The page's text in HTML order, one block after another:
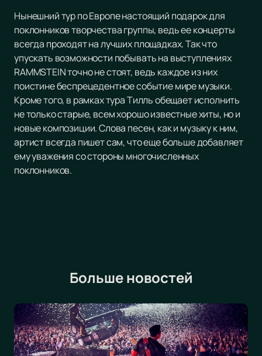
Нынешний тур по Европе настоящий подарок для
поклонников творчества группы, ведь ее концерты
всегда проходят на лучших площадках. Так что
упускать возможности побывать на выступлениях
RAMMSTEIN точно не стоят, ведь каждое из них
поистине беспрецедентное событие мире музыки.
Кроме того, в рамках тура Тилль обещает исполнить
не только старые, всем хорошо известные хиты, но и
новые композиции. Слова песен, как и музыку к ним,
артист всегда пишет сам, что еще больше добавляет
ему уважения со стороны многочисленных
поклонников.
Больше новостей